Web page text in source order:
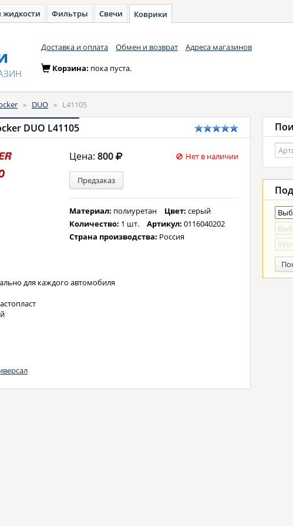
жидкости Фильтры Свечи Коврики
Доставка и оплата Обмен и возврат Адреса магазинов
Корзина: пока пуста.
» DUO » L41105
DUO L41105
Цена:800 Нет в наличии
Предзаказ
Материал: полиуретан Цвет:серый
Количество: 1 шт. Артикул:0116040202
Страна производства: Россия
для каждого автомобиля